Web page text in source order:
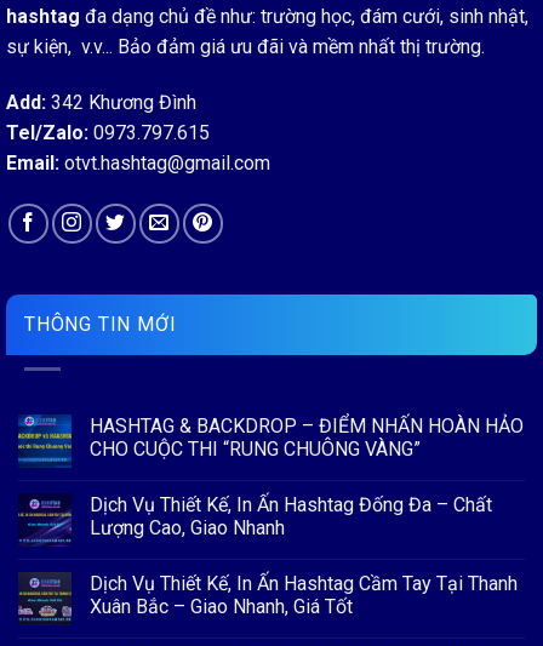
hashtag đa dạng chủ đề như: trường học, đám cưới, sinh nhật,
sự kiện, v.v... Bảo đảm giá ưu đãi và mềm nhất thị trường.
Add: 342 Khương Đình
Tel/Zalo: 0973.797.615
Email: otvt.hashtag@gmail.com
THÔNG TIN MỚI
HASHTAG & BACKDROP – ĐIỂM NHẤN HOÀN HẢO
CHO CUỘC THI “RUNG CHUÔNG VÀNG”
bình
luận
ở
BACKDROP
–
ĐIỂM
Dịch Vụ Thiết Kế, In Ấn Hashtag Đống Đa – Chất
Lượng Cao, Giao Nhanh
bình
luận
ở
Dịch Vụ Thiết Kế, In Ấn Hashtag Cầm Tay Tại Thanh
Xuân Bắc – Giao Nhanh, Giá Tốt